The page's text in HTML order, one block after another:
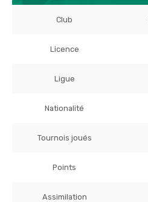
Club
Licence
Ligue
Nationalité
Tournois joués
Points
Assimilation